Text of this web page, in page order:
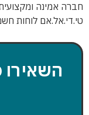
חברה אמינה
טי.די.אל.אם לוחות
השאירו